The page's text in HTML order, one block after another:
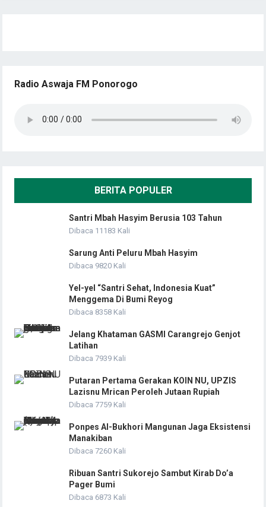
Radio Aswaja FM Ponorogo
BERITA POPULER
Santri Mbah Hasyim Berusia 103 Tahun
Dibaca 11183 Kali
Sarung Anti Peluru Mbah Hasyim
Dibaca 9820 Kali
Yel-yel “Santri Sehat, Indonesia Kuat”
Menggema Di Bumi Reyog
Dibaca 8358 Kali
Jelang Khataman GASMI Carangrejo Genjot
Latihan
Dibaca 7939 Kali
Putaran Pertama Gerakan KOIN NU, UPZIS
Lazisnu Mrican Peroleh Jutaan Rupiah
Dibaca 7759 Kali
Ponpes Al-Bukhori Mangunan Jaga Eksistensi
Manakiban
Dibaca 7260 Kali
Ribuan Santri Sukorejo Sambut Kirab Do’a
Pager Bumi
Dibaca 6873 Kali